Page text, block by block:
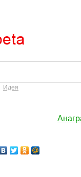
Идея